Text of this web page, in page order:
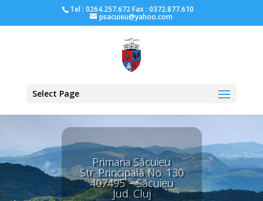
Tel : 0264.257.672 Fax : 0372.877.610
psacuieu@yahoo.com
Select Page
Primaria Săcuieu
Str. Principală No. 130
407495 – Săcuieu
Jud. Cluj